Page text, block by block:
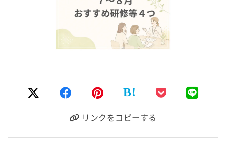
B!
リンクをコピーする